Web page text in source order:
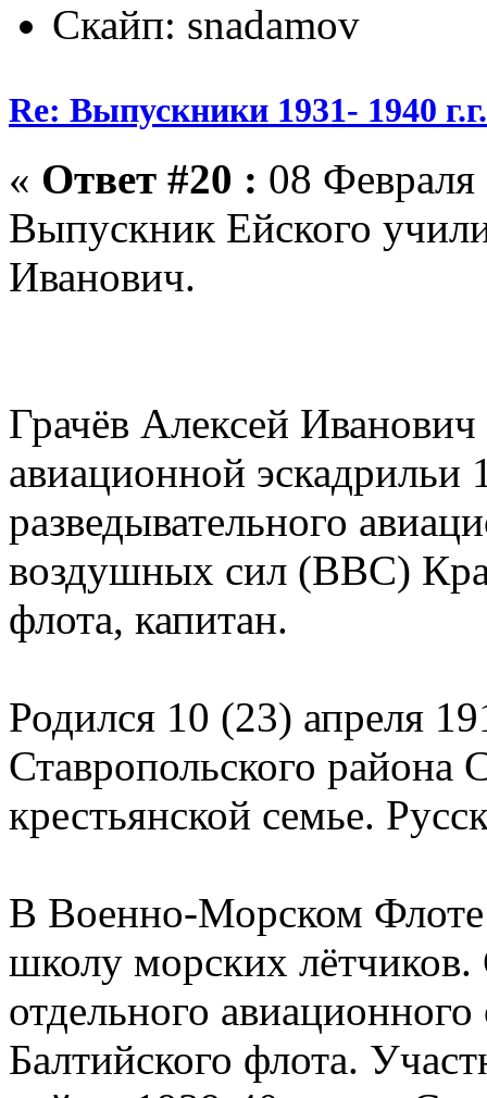
Скайп: snadamov
Re: Выпускники 1931- 1940
« Ответ #20 : 08
Выпускник Ейского
Иванович.
Грачёв Алексей
авиационной эскадрильи
разведывательного
воздушных сил (ВВС)
флота, капитан.
Родился 10 (23) апреля
Ставропольского района
крестьянской семье.
В Военно-Морском
школу морских
отдельного
Балтийского флота.